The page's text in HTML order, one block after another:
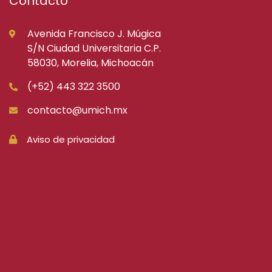
Avenida Francisco J. Múgica
S/N Ciudad Universitaria C.P.
58030, Morelia, Michoacán
(+52) 443 322 3500
contacto@umich.mx
Aviso de privacidad